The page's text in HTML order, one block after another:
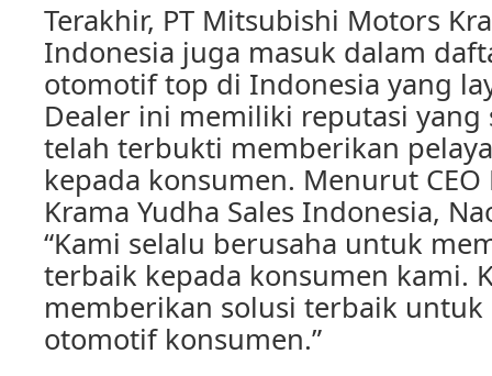
Terakhir, PT Mitsubishi Motors
Indonesia juga masuk dalam
otomotif top di Indonesia yang
Dealer ini memiliki reputasi yang
telah terbukti memberikan
kepada konsumen. Menurut
Krama Yudha Sales Indonesia,
“Kami selalu berusaha untuk
terbaik kepada konsumen kami.
memberikan solusi terbaik
otomotif konsumen.”